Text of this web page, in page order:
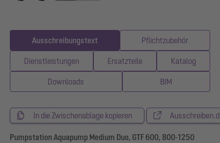
Ausschreibungstext Pflichtzubehör
Dienstleistungen Ersatzteile Katalog
Downloads BIM
In die Zwischenablage kopieren
Pumpstation Aquapump Medium Duo, GTF 600, 800-1250